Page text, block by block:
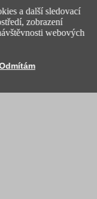
a další sledovací
zobrazení
webových